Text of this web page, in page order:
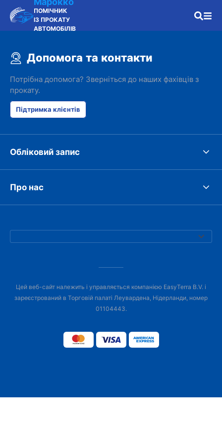
ПОМІЧНИК
ІЗ ПРОКАТУ
АВТОМОБІЛІВ
Допомога та контакти
Потрібна допомога? Зверніться до наших фахівців з
прокату.
Підтримка клієнтів
Обліковий запис
Про нас
Цей веб-сайт належить і управляється компанією EasyTerra B.V. і
зареєстрований в Торговій палаті Леувардена, Нідерланди, номер
01104443.